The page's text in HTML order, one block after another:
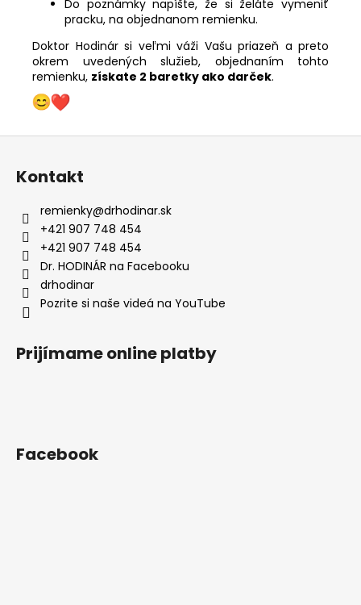
Do poznámky napíšte, že si želáte vymeniť
pracku, na objednanom remienku.
Doktor Hodinár si veľmi váži Vašu priazeň a preto
okrem uvedených služieb, objednaním tohto
remienku, získate 2 baretky ako darček.
Z
Kontakt
remienky@drhodinar.sk
+421 907 748 454
+421 907 748 454
Dr. HODINÁR na Facebooku
drhodinar
Pozrite si naše videá na YouTube
Prijímame online platby
Facebook